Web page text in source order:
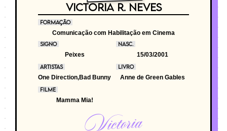
VICTORIA R. NEVES
FORMAÇÃO
Comunicação com Habilitação em Cinema
SIGNO
Peixes
NASC.
15/03/2001
ARTISTAS
One Direction,Bad Bunny
LIVRO
Anne de Green Gables
FILME
Mamma Mia!
Victoria